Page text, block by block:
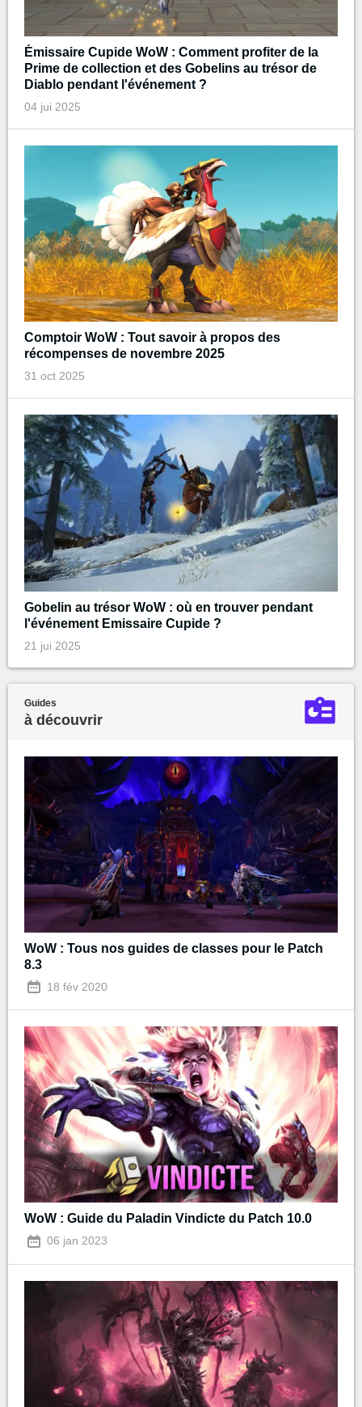
Émissaire Cupide WoW : Comment profiter de la
Prime de collection et des Gobelins au trésor de
Diablo pendant l'événement ?
04 jui 2025
Comptoir WoW : Tout savoir à propos des
récompenses de novembre 2025
31 oct 2025
Gobelin au trésor WoW : où en trouver pendant
l'événement Emissaire Cupide ?
21 jui 2025
Guides
à découvrir
WoW : Tous nos guides de classes pour le Patch
8.3
18 fév 2020
WoW : Guide du Paladin Vindicte du Patch 10.0
06 jan 2023